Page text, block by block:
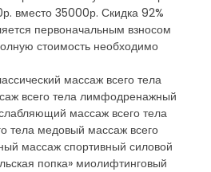
вместо 35000р. Скидка 92%
первоначальным взносом
стоимость необходимо
массаж всего тела
всего тела лимфодренажный
массаж всего тела
тела медовый массаж всего
массаж спортивный силовой
попка» миолифтинговый